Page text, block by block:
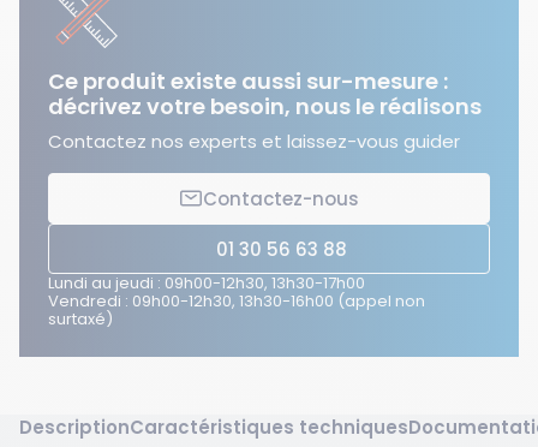
Ce produit existe aussi sur-mesure :
décrivez votre besoin, nous le réalisons
Contactez nos experts et laissez-vous guider
Contactez-nous
01 30 56 63 88
Lundi au jeudi : 09h00-12h30, 13h30-17h00
Vendredi : 09h00-12h30, 13h30-16h00 (appel non
surtaxé)
DescriptionCaractéristiques techniques